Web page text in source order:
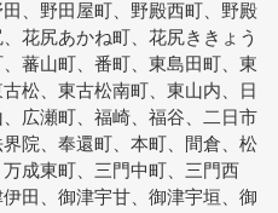
、野田屋町、野殿西町、野殿
花尻あかね町、花尻ききょう
蕃山町、番町、東島田町、東
松、東古松南町、東山内、日
広瀬町、福崎、福谷、二日市
院、奉還町、本町、間倉、松
成東町、三門中町、三門西
田、御津宇甘、御津宇垣、御